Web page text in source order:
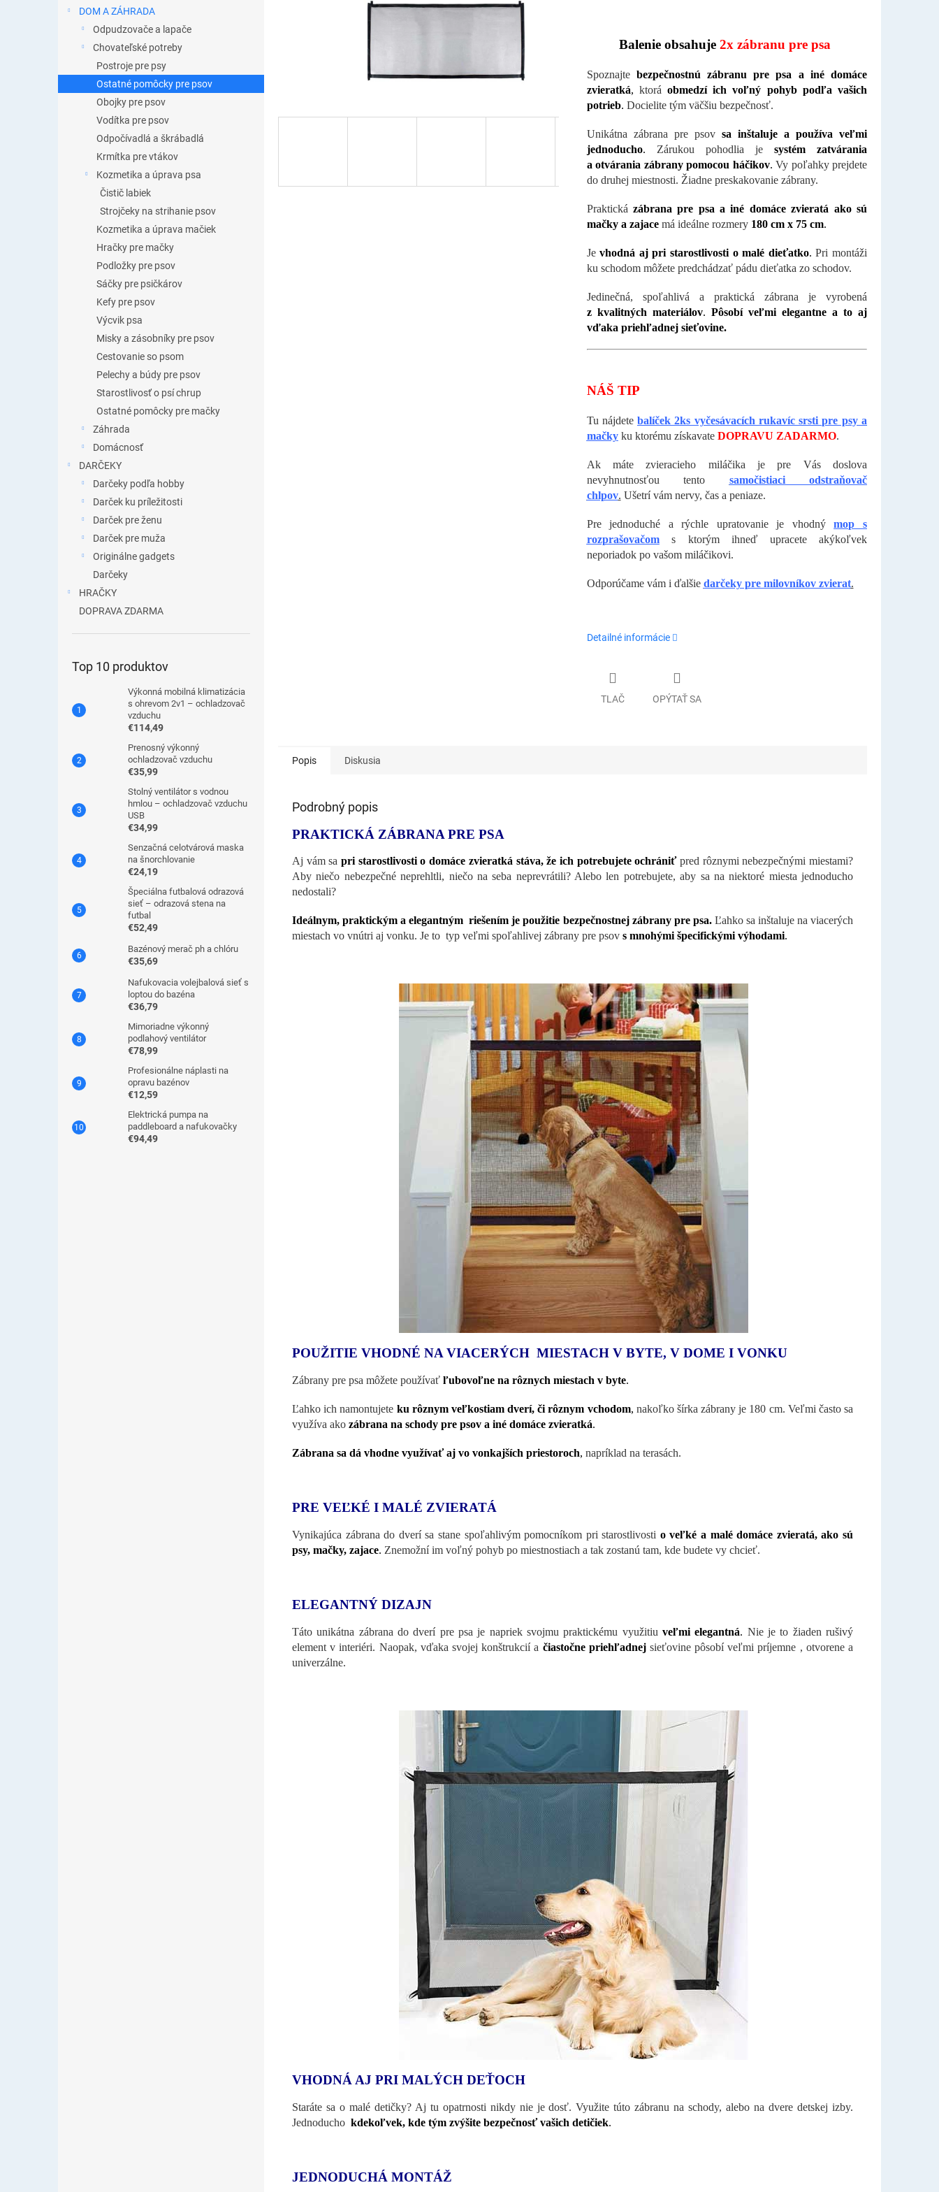
DOM A ZÁHRADA
Odpudzovače a lapače
Chovateľské potreby
Postroje pre psy
Ostatné pomôcky pre psov
Obojky pre psov
Vodítka pre psov
Odpočívadlá a škrábadlá
Krmítka pre vtákov
Kozmetika a úprava psa
Čistič labiek
Strojčeky na strihanie psov
Kozmetika a úprava mačiek
Hračky pre mačky
Podložky pre psov
Sáčky pre psičkárov
Kefy pre psov
Výcvik psa
Misky a zásobníky pre psov
Cestovanie so psom
Pelechy a búdy pre psov
Starostlivosť o psí chrup
Ostatné pomôcky pre mačky
Záhrada
Domácnosť
DARČEKY
Darčeky podľa hobby
Darček ku príležitosti
Darček pre ženu
Darček pre muža
Originálne gadgets
Darčeky
HRAČKY
DOPRAVA ZDARMA
Top 10 produktov
Výkonná mobilná klimatizácia
s ohrevom 2v1 – ochladzovač
vzduchu
€114,49
Prenosný výkonný
ochladzovač vzduchu
€35,99
Stolný ventilátor s vodnou
hmlou – ochladzovač vzduchu
USB
€34,99
Senzačná celotvárová maska
na šnorchlovanie
€24,19
Špeciálna futbalová odrazová
sieť – odrazová stena na
futbal
€52,49
Bazénový merač ph a chlóru
€35,69
Nafukovacia volejbalová sieť s
loptou do bazéna
€36,79
Mimoriadne výkonný
podlahový ventilátor
€78,99
Profesionálne náplasti na
opravu bazénov
€12,59
Elektrická pumpa na
paddleboard a nafukovačky
€94,49
Balenie obsahuje 2x zábranu pre psa
Spoznajte bezpečnostnú zábranu pre psa a iné domáce
zvieratká, ktorá obmedzí ich voľný pohyb podľa vašich
potrieb. Docielite tým väčšiu bezpečnosť.
Unikátna zábrana pre psov sa inštaluje a používa veľmi
jednoducho. Zárukou pohodlia je systém zatvárania
a otvárania zábrany pomocou háčikov. Vy poľahky prejdete
do druhej miestnosti. Žiadne preskakovanie zábrany.
Praktická zábrana pre psa a iné domáce zvieratá ako sú
mačky a zajacemá ideálne rozmery 180 cm x 75 cm.
Jevhodná aj pri starostlivosti o malé dieťatko. Pri montáži
ku schodom môžete predchádzať pádu dieťatka zo schodov.
Jedinečná, spoľahlivá a praktická zábrana je vyrobená
z kvalitných materiálov. Pôsobí veľmi elegantne a to aj
vďaka priehľadnej sieťovine.
NÁŠ TIP
Tu nájdetebalíček 2ks vyčesávacích rukavíc srsti pre psy a
mačkyku ktorému získavate DOPRAVU ZADARMO.
Ak máte zvieracieho miláčika je pre Vás doslova
nevyhnutnosťou tento samočistiaci odstraňovač
chlpov. Ušetrí vám nervy, čas a peniaze.
Pre jednoduché a rýchle upratovanie je vhodnýmop s
rozprašovačoms ktorým ihneď upracete akýkoľvek
neporiadok po vašom miláčikovi.
Odporúčame vám i ďalšie darčeky pre milovníkov zvierat.
Detailné informácie
TLAČ OPÝTAŤ SA
Popis Diskusia
Podrobný popis
PRAKTICKÁ ZÁBRANA PRE PSA
Aj vám sa pri starostlivosti o domáce zvieratká stáva, že ich potrebujete ochrániť pred rôznymi nebezpečnými miestami?
Aby niečo nebezpečné neprehltli, niečo na seba neprevrátili? Alebo len potrebujete, aby sa na niektoré miesta jednoducho
nedostali?
Ideálnym, praktickým a elegantným riešením je použitie bezpečnostnej zábrany pre psa.Ľahko sa inštaluje na viacerých
miestach vo vnútri aj vonku. Je to typ veľmi spoľahlivej zábrany pre psov s mnohými špecifickými výhodami.
POUŽITIE VHODNÉ NA VIACERÝCH MIESTACH V BYTE, V DOME I VONKU
Zábrany pre psa môžete používať ľubovoľne na rôznych miestach v byte.
Ľahko ich namontujete ku rôznym veľkostiam dverí, či rôznym vchodom, nakoľko šírka zábrany je 180 cm. Veľmi často sa
využíva ako zábrana na schody pre psov a iné domáce zvieratká.
Zábrana sa dá vhodne využívať aj vo vonkajších priestoroch, napríklad na terasách.
PRE VEĽKÉ I MALÉ ZVIERATÁ
Vynikajúca zábrana do dverí sa stane spoľahlivým pomocníkom pri starostlivosti o veľké a malé domáce zvieratá, ako sú
psy, mačky, zajace. Znemožní im voľný pohyb po miestnostiach a tak zostanú tam, kde budete vy chcieť.
ELEGANTNÝ DIZAJN
Táto unikátna zábrana do dverí pre psa je napriek svojmu praktickému využitiu veľmi elegantná. Nie je to žiaden rušivý
element v interiéri. Naopak, vďaka svojej konštrukcií a čiastočne priehľadnejsieťovine pôsobí veľmi príjemne , otvorene a
univerzálne.
VHODNÁ AJ PRI MALÝCH DEŤOCH
Staráte sa o malé detičky? Aj tu opatrnosti nikdy nie je dosť. Využite túto zábranu na schody, alebo na dvere detskej izby.
Jednoducho kdekoľvek, kde tým zvýšite bezpečnosť vašich detičiek.
JEDNODUCHÁ MONTÁŽ